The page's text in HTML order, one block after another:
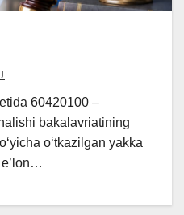
60420100 –
bakalavriatining
o‘tkazilgan yakka